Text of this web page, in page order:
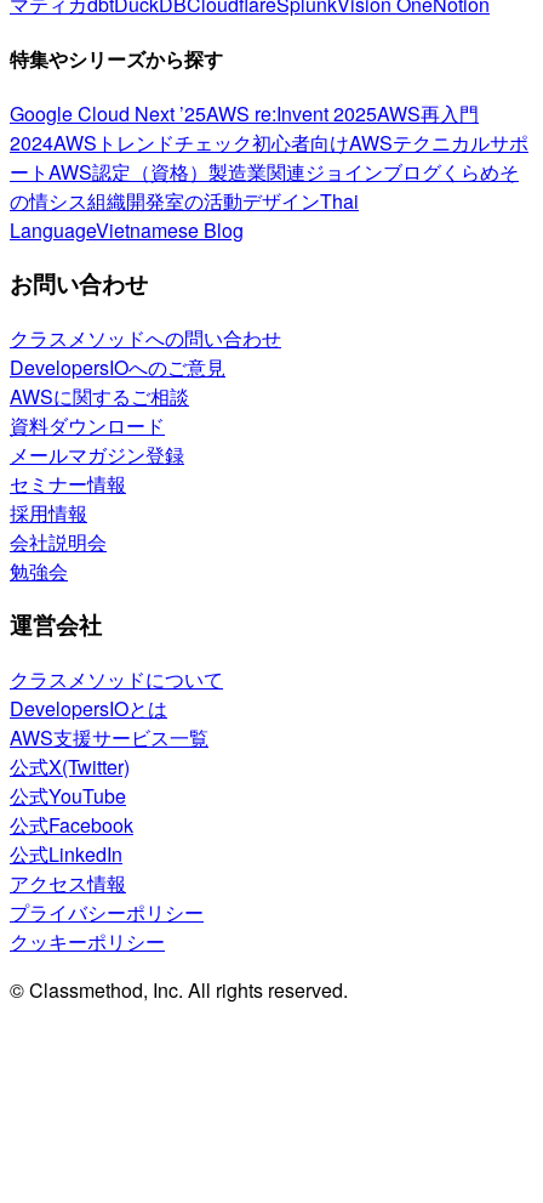
特集やシリーズから探す
Google Cloud Next ’25AWS re:Invent 2025AWS再入門
2024AWSトレンドチェック初心者向けAWSテクニカルサポ
ートAWS認定（資格） 製造業関連ジョインブログくらめそ
の情シス組織開発室の活動デザインThai
LanguageVietnamese Blog
お問い合わせ
クラスメソッドへの問い合わせ
DevelopersIOへのご意見
AWSに関するご相談
資料ダウンロード
メールマガジン登録
セミナー情報
採用情報
会社説明会
勉強会
運営会社
クラスメソッドについて
DevelopersIOとは
AWS支援サービス一覧
公式X(Twitter)
公式YouTube
公式Facebook
公式LinkedIn
アクセス情報
プライバシーポリシー
クッキーポリシー
© Classmethod, Inc. All rights reserved.